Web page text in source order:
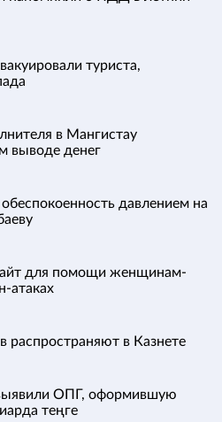
туриста,
в Мангистау
выводе денег
давлением на
для помощи женщинам-
атаках
распространяют в Казнете
ОПГ, оформившую
теңге